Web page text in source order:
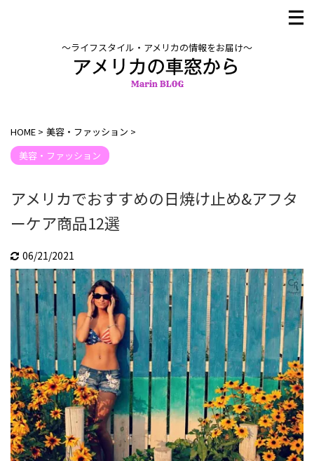
〜ライフスタイル・アメリカの情報をお届け〜
HOME > 美容・ファッション >
美容・ファッション
アメリカでおすすめの日焼け止め&アフタ
ーケア商品12選
06/21/2021